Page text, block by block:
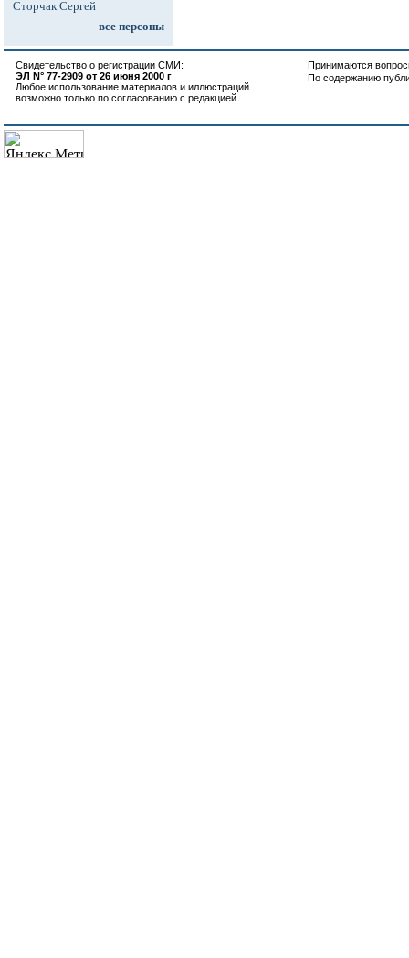
Сторчак Сергей
все персоны
Свидетельство о регистрации СМИ:
ЭЛ N° 77-2909 от 26 июня 2000 г
Любое использование материалов и иллюстраций
возможно только по согласованию с редакцией
Принимаются
По содержанию